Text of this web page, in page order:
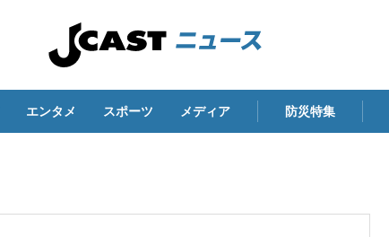
エンタメ スポーツ メディア 防災特集